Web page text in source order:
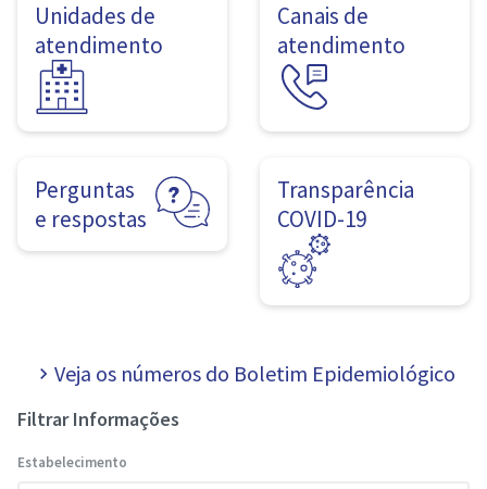
Unidades de
atendimento
Canais de
atendimento
Perguntas
e respostas
Transparência
COVID-19
navigate_next Veja os números do Boletim Epidemiológico
Filtrar Informações
Estabelecimento